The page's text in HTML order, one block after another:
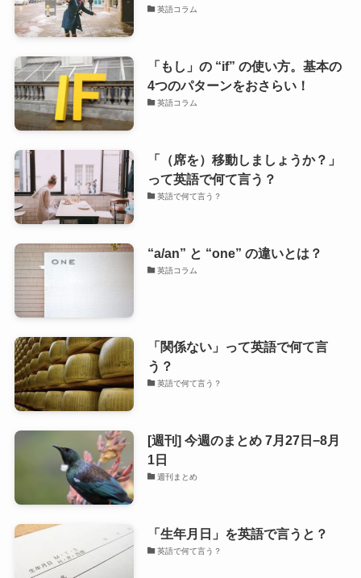
英語コラム
「もし」の “if” の使い方。基本の
4つのパターンをおさらい！
英語コラム
「（席を）移動しましょうか？」
って英語で何て言う？
英語で何て言う？
“a/an” と “one” の違いとは？
英語コラム
「関係ない」って英語で何て言
う？
英語で何て言う？
[週刊] 今週のまとめ 7月27日−8月
1日
週刊まとめ
「生年月日」を英語で言うと？
英語で何て言う？